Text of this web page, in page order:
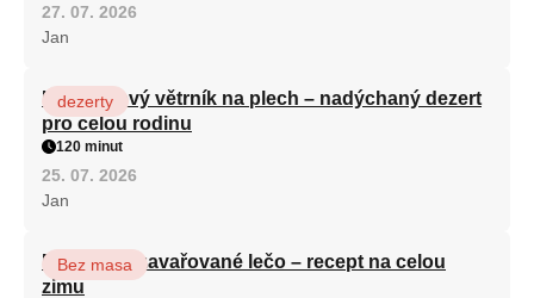
27. 07. 2026
Jan
Karamelový větrník na plech – nadýchaný dezert
pro celou rodinu
dezerty
120 minut
25. 07. 2026
Jan
Babiččino zavařované lečo – recept na celou
zimu
Bez masa